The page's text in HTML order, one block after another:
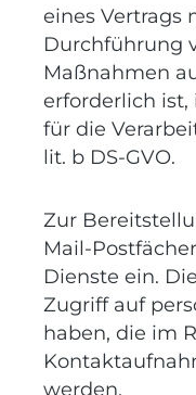
eines Vertrags
Durchführung
Maßnahmen
erforderlich ist,
für die
lit. b DS-GVO.
Zur
Mail-
Dienste ein.
Zugriff auf
haben, die im
werden.